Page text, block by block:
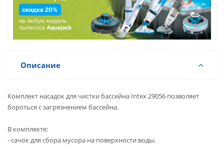
Описание
Комплект насадок для чистки бассейна Intex 29056 позволяет
бороться с загрязнением бассейна.
В комплекте:
- сачок для сбора мусора на поверхности воды,